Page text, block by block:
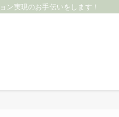
ン実現のお手伝いをします！